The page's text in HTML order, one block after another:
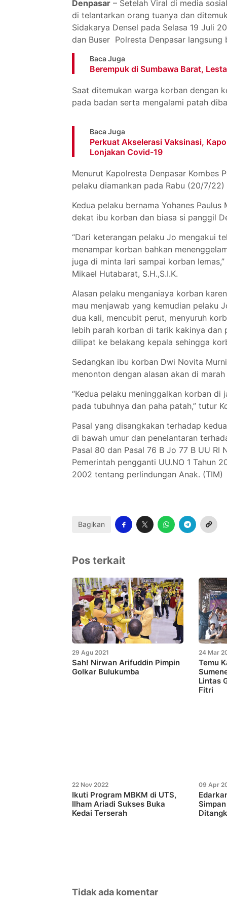
Denpasar – Setelah Viral di media
di telantarkan orang tuanya dan
Sidakarya Densel pada Selasa 19 Juli
dan Buser Polresta Denpasar
Baca Juga
Berempuk di Sumbawa Barat,
Saat ditemukan warga korban dengan
pada badan serta mengalami patah
Baca Juga
Perkuat Akselerasi Vaksinasi,
Lonjakan Covid-19
Menurut Kapolresta Denpasar Kombes
pelaku diamankan pada Rabu (20/7/
Kedua pelaku bernama Yohanes
dekat ibu korban dan biasa si panggil
“Dari keterangan pelaku Jo mengakui
menampar korban bahkan
juga di minta lari sampai korban
Mikael Hutabarat, S.H.,S.I.K.
Alasan pelaku menganiaya korban
mau menjawab yang kemudian pelaku
dua kali, mencubit perut, menyuruh
lebih parah korban di tarik kakinya dan
dilipat ke belakang kepala sehingga
Sedangkan ibu korban Dwi Novita
menonton dengan alasan akan di
“Kedua pelaku meninggalkan korban di
pada tubuhnya dan paha patah,” tutur
Pasal yang disangkakan terhadap
di bawah umur dan penelantaran
Pasal 80 dan Pasal 76 B Jo 77 B UU RI
Pemerintah pengganti UU.NO 1 Tahun
2002 tentang perlindungan Anak. (TIM)
Bagikan
Pos terkait
29 Agu 2021
Sah! Nirwan Arifuddin Pimpin
Golkar Bulukumba
24 Mar
Temu
Lintas
Fitri
22 Nov 2022
Ikuti Program MBKM di UTS,
Ilham Ariadi Sukses Buka
Kedai Terserah
09 Apr
Tidak ada komentar